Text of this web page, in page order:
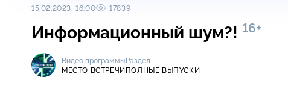
15.02.2023, 16:00 17839
Информационный шум?! 16+
Видео программы
МЕСТО ВСТРЕЧИ
Раздел
ПОЛНЫЕ ВЫПУСКИ